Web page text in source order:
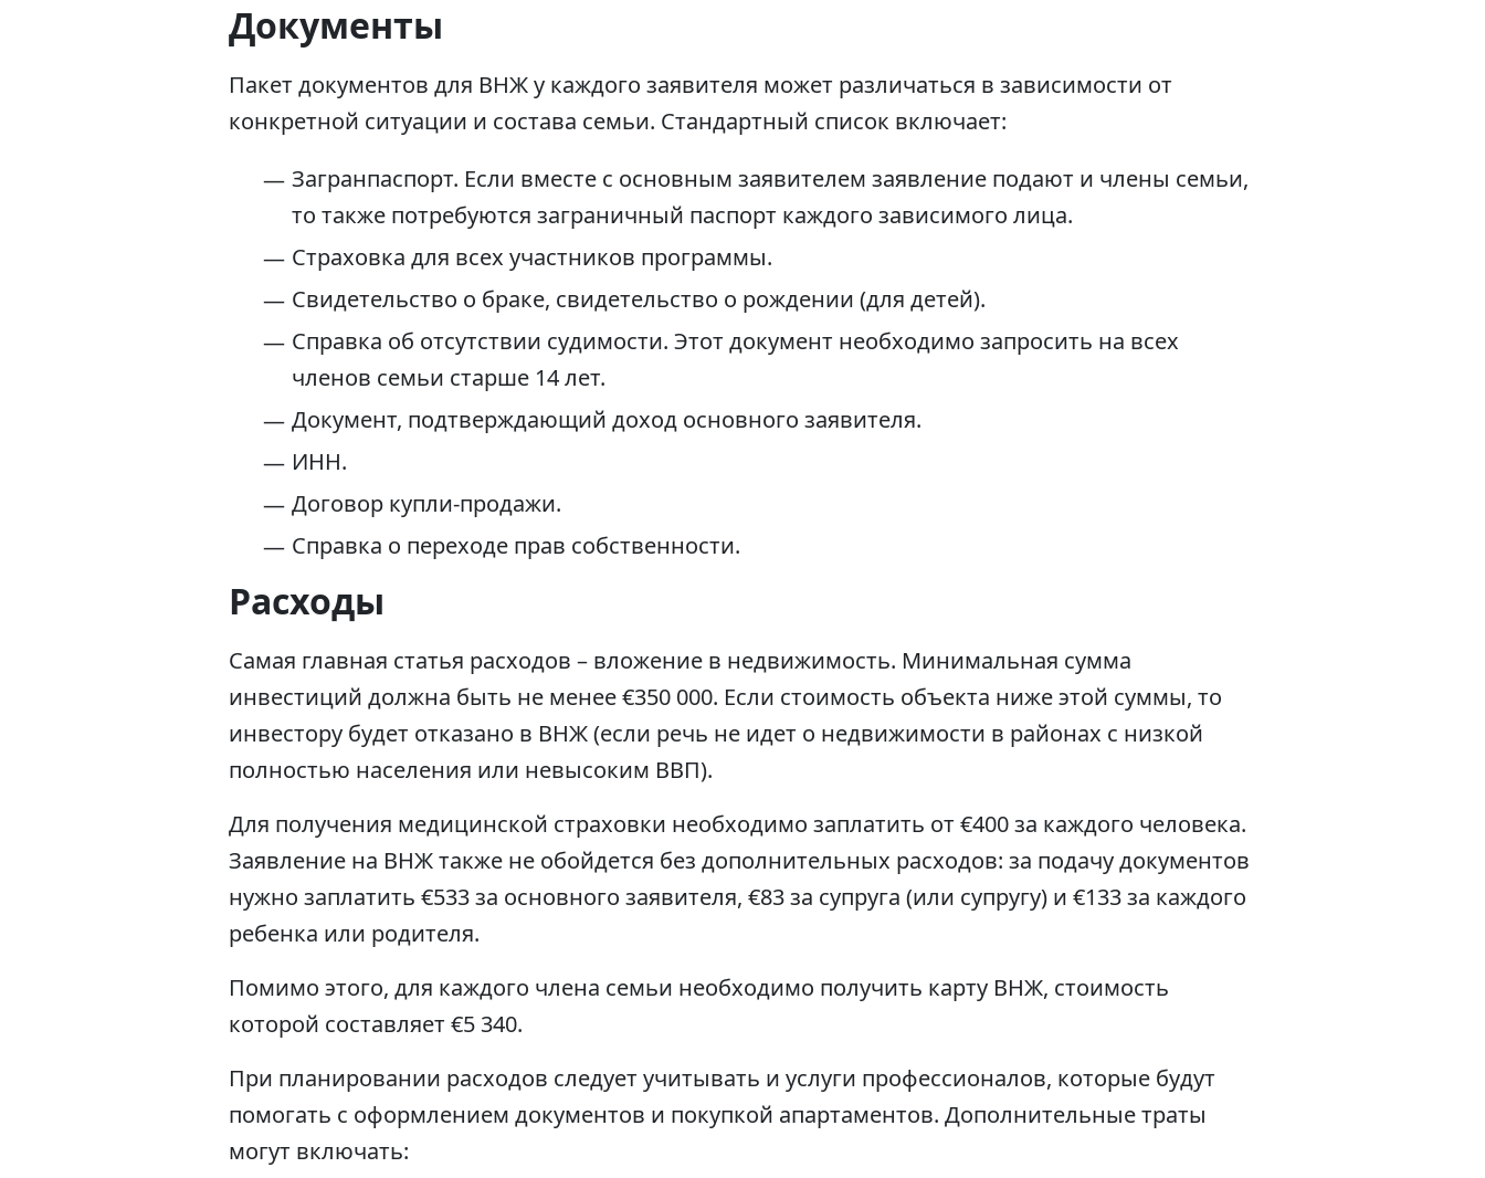
Документы
Пакет документов для ВНЖ у каждого заявителя может различаться в зависимости от
конкретной ситуации и состава семьи. Стандартный список включает:
Загранпаспорт. Если вместе с основным заявителем заявление подают и члены семьи,
то также потребуются заграничный паспорт каждого зависимого лица.
Страховка для всех участников программы.
Свидетельство о браке, свидетельство о рождении (для детей).
Справка об отсутствии судимости. Этот документ необходимо запросить на всех
членов семьи старше 14 лет.
Документ, подтверждающий доход основного заявителя.
ИНН.
Договор купли-продажи.
Справка о переходе прав собственности.
Расходы
Самая главная статья расходов – вложение в недвижимость. Минимальная сумма
инвестиций должна быть не менее €350 000. Если стоимость объекта ниже этой суммы, то
инвестору будет отказано в ВНЖ (если речь не идет о недвижимости в районах с низкой
полностью населения или невысоким ВВП).
Для получения медицинской страховки необходимо заплатить от €400 за каждого человека.
Заявление на ВНЖ также не обойдется без дополнительных расходов: за подачу документов
нужно заплатить €533 за основного заявителя, €83 за супруга (или супругу) и €133 за каждого
ребенка или родителя.
Помимо этого, для каждого члена семьи необходимо получить карту ВНЖ, стоимость
которой составляет €5 340.
При планировании расходов следует учитывать и услуги профессионалов, которые будут
помогать с оформлением документов и покупкой апартаментов. Дополнительные траты
могут включать: